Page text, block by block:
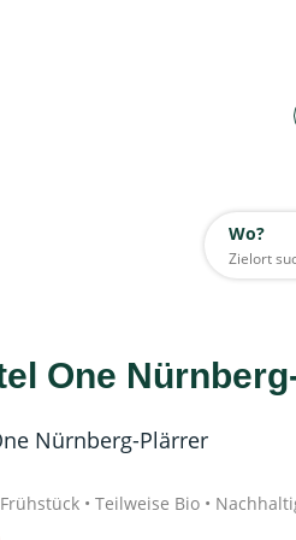
Wo?
Wo?
Daten werden geladen
One
• Teilweise Bio •